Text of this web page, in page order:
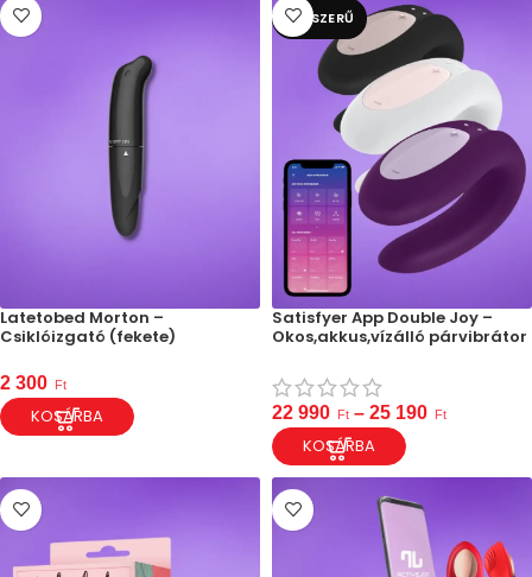
Latetobed Morton –
Csiklóizgató (fekete)
2 300 Ft
KOSÁRBA
NÉPSZERŰ
Satisfyer App Double Joy –
Okos,akkus,vízálló párvibrátor
22 990 Ft – 25 190 Ft
KOSÁRBA